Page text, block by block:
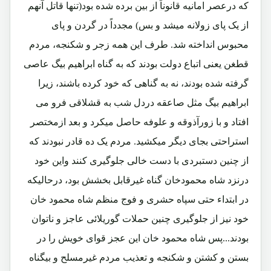
که درعصر امانیه قانوناً از بین برده شده بود(تنها قاتل آنهم
از یک پای زولانه میشد و بس) مجدداً در گردن و پای
محبوس انداخته شد. طرف این همه زجر و شکنجه، مردم
قطغن یعنی اتباع دولت بودند که به گناه ابراهیم بیگ عاصی
گرفته شده بودند، نه به گناهی که خود کرده باشند، زیرا
ابراهیم بیگ مثل صاعقه دردل شب به قشلاقی فرو می
افتاد و با زورآذوقه و علوفه حاصل میکرد و بعد ازمختصر
استراحتی بجای دیگر میکشید. مردم یک ده قادر نبودند که
از چنین دستبردی با دست خالی جلوگیری کنند واین خود
درنزد شاه محمودخان گناه غیرقابل بخشش بود، درحالیکه
در ابتداء حتی سپاه حشری و فوج منظم شاه محمود خان
خود نیز از جلوگیری چنین حملات گوریلائی عاجز و ناتوان
بودند...پس شاه محمود خان این عجز قوای خویش را در
بستن و کشتن و شکنجه و تعذیب مردم غیرمسلح و بیگناه